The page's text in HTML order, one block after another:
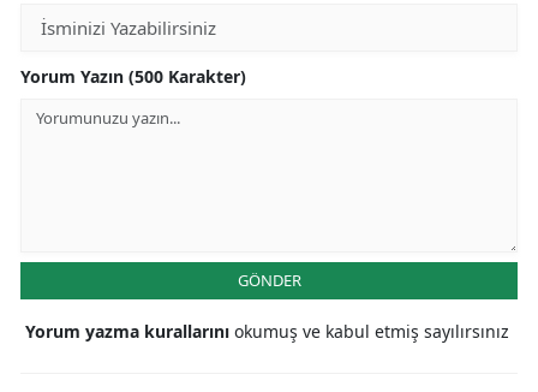
Yorum Yazın (500 Karakter)
GÖNDER
Yorum yazma kurallarını okumuş ve kabul etmiş sayılırsınız